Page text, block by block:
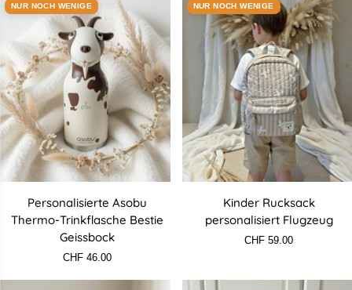
NUR NOCH WENIGE
Personalisierte
Asobu
Geissbock
Personalisierte Asobu
Thermo-Trinkflasche Bestie
Geissbock
CHF 46.00
NUR NOCH WENIGE
personalisiert
Kinder Rucksack
personalisiert Flugzeug
CHF 59.00